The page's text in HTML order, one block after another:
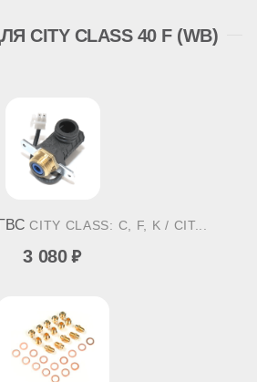
CITY CLASS 40 F (WB)
ГВСCITY CLASS: C, F, K / CIT...
3 080